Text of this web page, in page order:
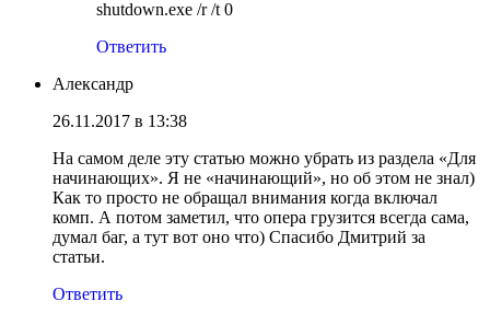
shutdown.exe /r /t 0
Ответить
Александр
26.11.2017 в 13:38
На самом деле эту статью можно убрать из раздела «Для
начинающих». Я не «начинающий», но об этом не знал)
Как то просто не обращал внимания когда включал
комп. А потом заметил, что опера грузится всегда сама,
думал баг, а тут вот оно что) Спасибо Дмитрий за
статьи.
Ответить